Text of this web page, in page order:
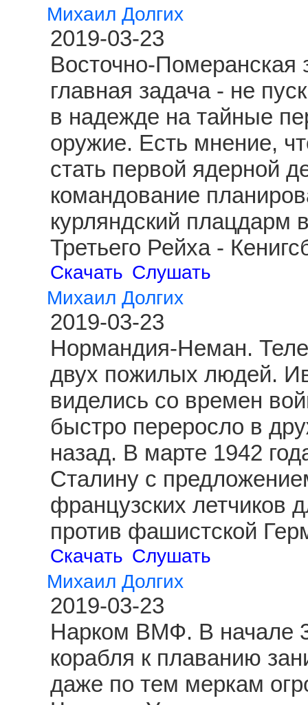
Михаил Долгих
2019-03-23
Восточно-Померанская
главная задача - не
в надежде на тайные
оружие. Есть мнение,
стать первой ядерной
командование
курляндский плацдарм
Третьего Рейха -
Скачать Слушать
Михаил Долгих
2019-03-23
Нормандия-Неман.
двух пожилых людей.
виделись со времен
быстро переросло в
назад. В марте 1942
Сталину с
французских летчиков
против фашистской
Скачать Слушать
Михаил Долгих
2019-03-23
Нарком ВМФ. В начале
корабля к плаванию
даже по тем меркам